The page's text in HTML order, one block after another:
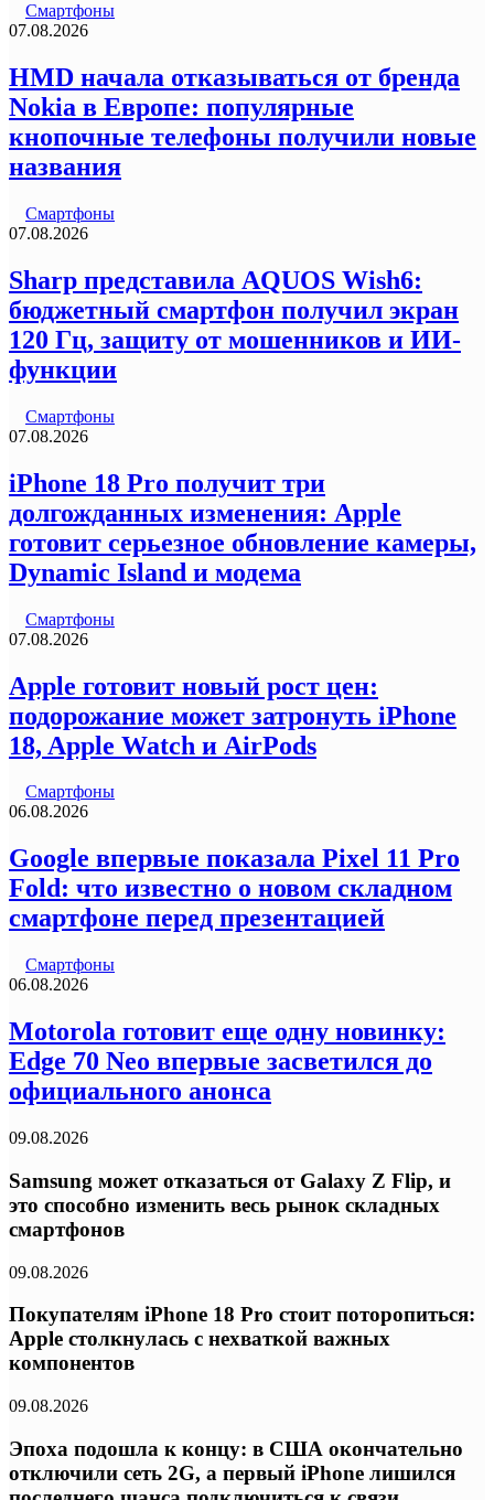
Смартфоны
07.08.2026
HMD начала отказываться от бренда
Nokia в Европе: популярные
кнопочные телефоны получили новые
названия
Смартфоны
07.08.2026
Sharp представила AQUOS Wish6:
бюджетный смартфон получил экран
120 Гц, защиту от мошенников и ИИ-
функции
Смартфоны
07.08.2026
iPhone 18 Pro получит три
долгожданных изменения: Apple
готовит серьезное обновление камеры,
Dynamic Island и модема
Смартфоны
07.08.2026
Apple готовит новый рост цен:
подорожание может затронуть iPhone
18, Apple Watch и AirPods
Смартфоны
06.08.2026
Google впервые показала Pixel 11 Pro
Fold: что известно о новом складном
смартфоне перед презентацией
Смартфоны
06.08.2026
Motorola готовит еще одну новинку:
Edge 70 Neo впервые засветился до
официального анонса
09.08.2026
Samsung может отказаться от Galaxy Z Flip, и
это способно изменить весь рынок складных
смартфонов
09.08.2026
Покупателям iPhone 18 Pro стоит поторопиться:
Apple столкнулась с нехваткой важных
компонентов
09.08.2026
Эпоха подошла к концу: в США окончательно
отключили сеть 2G, а первый iPhone лишился